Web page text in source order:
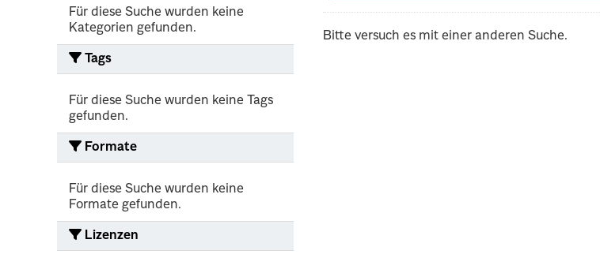
Für diese Suche wurden keine
Kategorien gefunden.
Tags
Für diese Suche wurden keine Tags
gefunden.
Formate
Für diese Suche wurden keine
Formate gefunden.
Lizenzen
Bitte versuch es mit einer anderen Suche.